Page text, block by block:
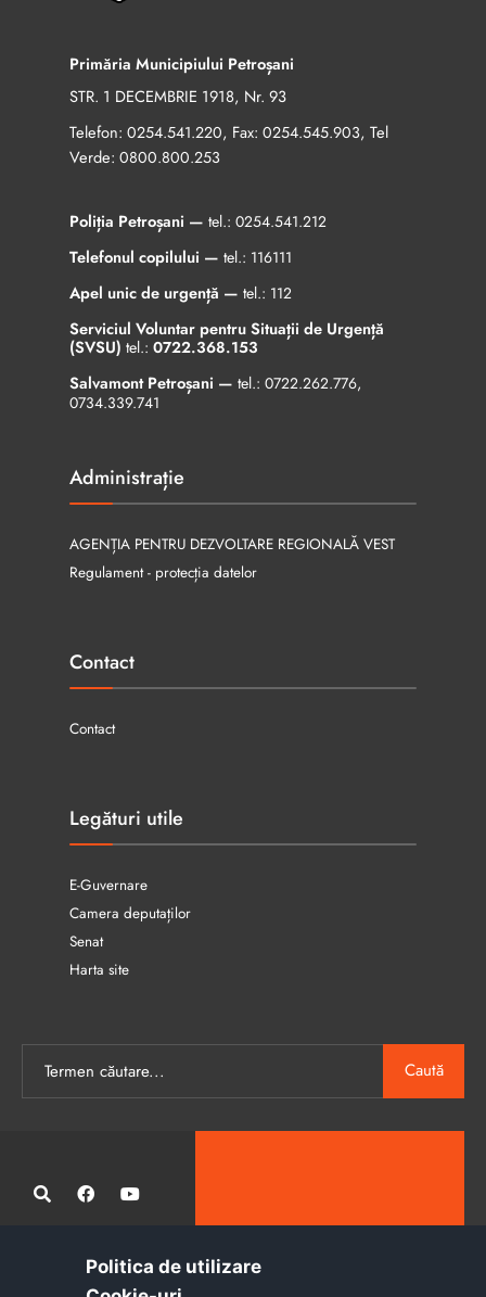
Primăria Municipiului Petroșani
STR. 1 DECEMBRIE 1918, Nr. 93
Telefon: 0254.541.220, Fax: 0254.545.903, Tel
Verde: 0800.800.253
Poliția Petroșani — tel.: 0254.541.212
Telefonul copilului — tel.: 116111
Apel unic de urgență — tel.: 112
Serviciul Voluntar pentru Situații de Urgență
(SVSU) tel.: 0722.368.153
Salvamont Petroșani — tel.: 0722.262.776,
0734.339.741
Administrație
AGENȚIA PENTRU DEZVOLTARE REGIONALĂ VEST
Regulament - protecția datelor
Contact
Contact
Legături utile
E-Guvernare
Camera deputaților
Senat
Harta site
Caută
Administrația publică locală informatizată, calitativă și accesibilă
Politica de utilizare